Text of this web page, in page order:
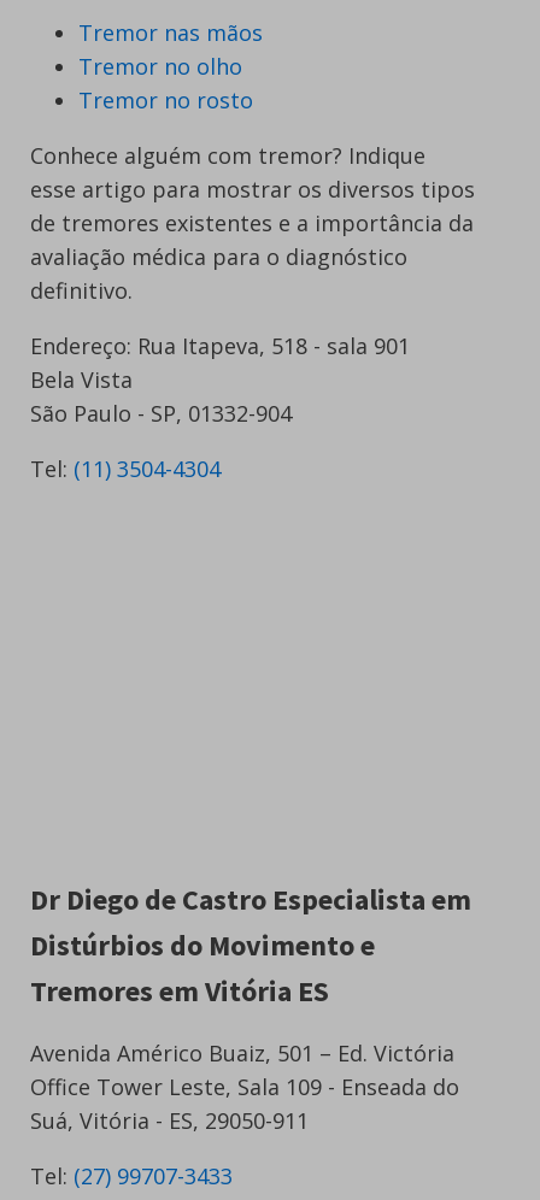
Tremor nas mãos
Tremor no olho
Tremor no rosto
Conhece alguém com tremor? Indique
esse artigo para mostrar os diversos tipos
de tremores existentes e a importância da
avaliação médica para o diagnóstico
definitivo.
Endereço: Rua Itapeva, 518 - sala 901
Bela Vista
São Paulo - SP, 01332-904
Tel: (11) 3504-4304
Dr Diego de Castro Especialista em
Distúrbios do Movimento e
Tremores em Vitória ES
Avenida Américo Buaiz, 501 – Ed. Victória
Office Tower Leste, Sala 109 - Enseada do
Suá, Vitória - ES, 29050-911
Tel: (27) 99707-3433